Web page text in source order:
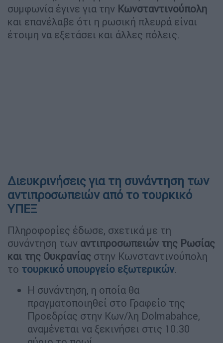
συμφωνία έγινε για την Κωνσταντινούπολη
και επανέλαβε ότι η ρωσική πλευρά είναι
έτοιμη να εξετάσει και άλλες πόλεις.
Διευκρινήσεις για τη συνάντηση των
αντιπροσωπειών από το τουρκικό
ΥΠΕΞ
Πληροφορίες έδωσε, σχετικά με τη
συνάντηση των αντιπροσωπειών της Ρωσίας
και της Ουκρανίας στην Κωνσταντινούπολη
το τουρκικό υπουργείο εξωτερικών.
Η συνάντηση, η οποία θα
πραγματοποιηθεί στο Γραφείο της
Προεδρίας στην Κων/λη Dolmabahce,
αναμένεται να ξεκινήσει στις 10.30